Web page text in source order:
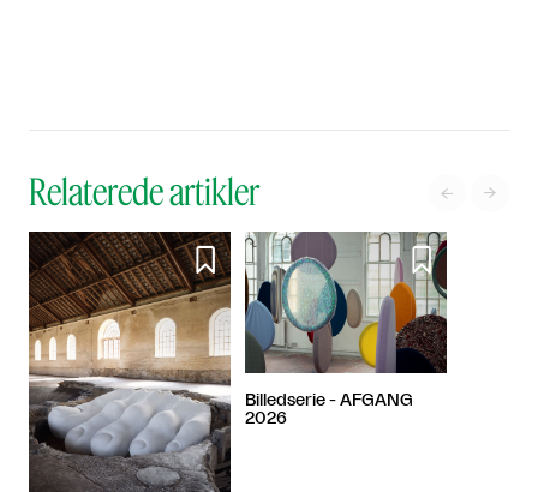
Relaterede artikler  
 
Billedserie - AFGANG
2026